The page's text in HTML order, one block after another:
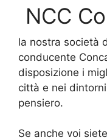
NCC
la nostra società
conducente
disposizione i
città e nei
pensiero.
Se anche voi